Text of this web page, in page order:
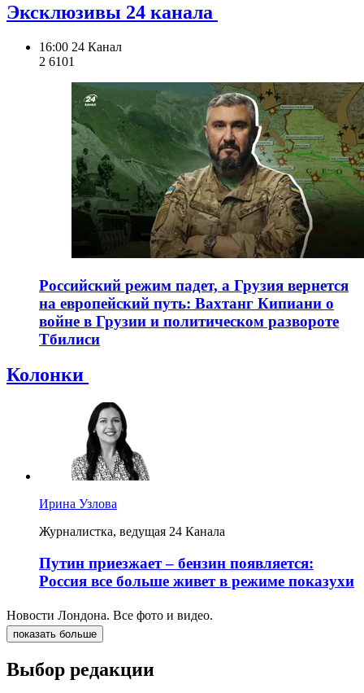
Эксклюзивы 24 канала
16:00 24 Канал
2 6101
Российский режим падет, а Грузия вернется
на европейский путь: Вахтанг Кипиани о
войне в Грузии и политическом развороте
Тбилиси
Колонки
Ирина Узлова
Журналистка, ведущая 24 Канала
Путин приезжает – бензин появляется:
Россия все больше живет в режиме показухи
Новости Лондона. Все фото и видео.
показать больше
Выбор редакции